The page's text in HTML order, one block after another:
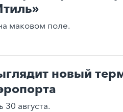
маковом поле.
новый
августа.